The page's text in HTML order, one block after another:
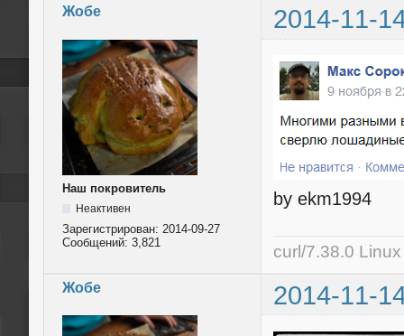
Жобе 2014-11-
Наш покровитель
Неактивен
Зарегистрирован: 2014-09-27
Сообщений: 3,821
by ekm1994
curl/7.38.0
Жобе 2014-11-